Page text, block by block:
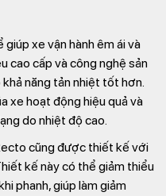
xe vận hành êm ái và
cao cấp và công nghệ sản
năng tản nhiệt tốt hơn.
xe hoạt động hiệu quả và
do nhiệt độ cao.
cũng được thiết kế với
kế này có thể giảm thiểu
phanh, giúp làm giảm